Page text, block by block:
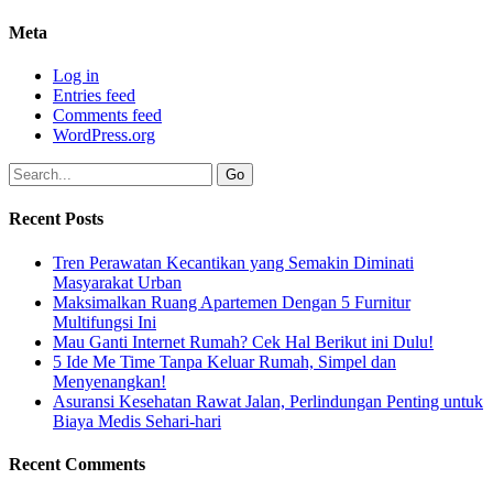
Meta
Log in
Entries feed
Comments feed
WordPress.org
Recent Posts
Tren Perawatan Kecantikan yang Semakin Diminati
Masyarakat Urban
Maksimalkan Ruang Apartemen Dengan 5 Furnitur
Multifungsi Ini
Mau Ganti Internet Rumah? Cek Hal Berikut ini Dulu!
5 Ide Me Time Tanpa Keluar Rumah, Simpel dan
Menyenangkan!
Asuransi Kesehatan Rawat Jalan, Perlindungan Penting untuk
Biaya Medis Sehari-hari
Recent Comments